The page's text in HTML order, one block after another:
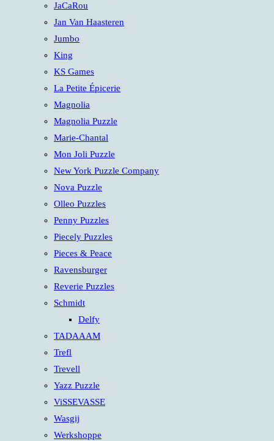
JaCaRou
Jan Van Haasteren
Jumbo
King
KS Games
La Petite Épicerie
Magnolia
Magnolia Puzzle
Marie-Chantal
Mon Joli Puzzle
New York Puzzle Company
Nova Puzzle
Olleo Puzzles
Penny Puzzles
Piecely Puzzles
Pieces & Peace
Ravensburger
Reverie Puzzles
Schmidt
Delfy
TADAAAM
Trefl
Trevell
Yazz Puzzle
ViSSEVASSE
Wasgij
Werkshoppe